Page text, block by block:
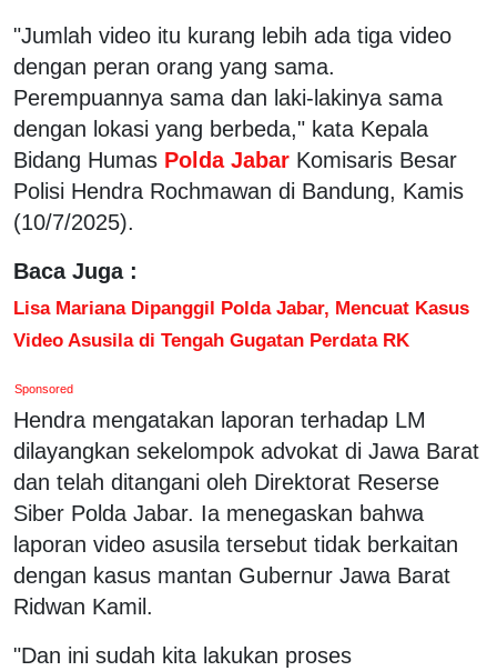
"Jumlah video itu kurang lebih ada tiga video
dengan peran orang yang sama.
Perempuannya sama dan laki-lakinya sama
dengan lokasi yang berbeda," kata Kepala
Bidang Humas Polda Jabar Komisaris Besar
Polisi Hendra Rochmawan di Bandung, Kamis
(10/7/2025).
Baca Juga :
Lisa Mariana Dipanggil Polda Jabar, Mencuat Kasus
Video Asusila di Tengah Gugatan Perdata RK
Sponsored
Hendra mengatakan laporan terhadap LM
dilayangkan sekelompok advokat di Jawa Barat
dan telah ditangani oleh Direktorat Reserse
Siber Polda Jabar. Ia menegaskan bahwa
laporan video asusila tersebut tidak berkaitan
dengan kasus mantan Gubernur Jawa Barat
Ridwan Kamil.
"Dan ini sudah kita lakukan proses